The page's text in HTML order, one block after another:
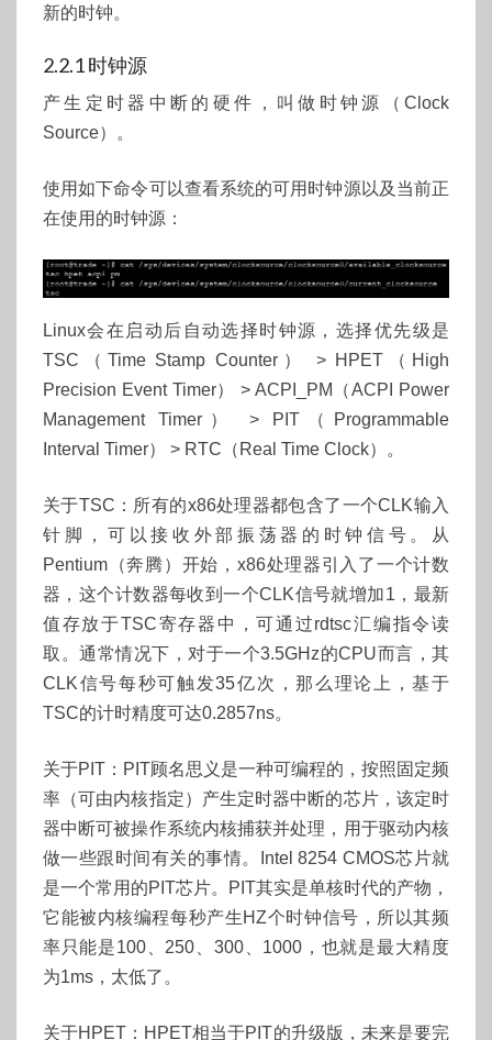
新的时钟。
2.2.1 时钟源
产生定时器中断的硬件，叫做时钟源（Clock
Source）。
使用如下命令可以查看系统的可用时钟源以及当前正
在使用的时钟源：
Linux会在启动后自动选择时钟源，选择优先级是
TSC（Time Stamp Counter） > HPET（High
Precision Event Timer） > ACPI_PM（ACPI Power
Management Timer） > PIT（Programmable
Interval Timer） > RTC（Real Time Clock）。
关于TSC：所有的x86处理器都包含了一个CLK输入
针脚，可以接收外部振荡器的时钟信号。从
Pentium（奔腾）开始，x86处理器引入了一个计数
器，这个计数器每收到一个CLK信号就增加1，最新
值存放于TSC寄存器中，可通过rdtsc汇编指令读
取。通常情况下，对于一个3.5GHz的CPU而言，其
CLK信号每秒可触发35亿次，那么理论上，基于
TSC的计时精度可达0.2857ns。
关于PIT：PIT顾名思义是一种可编程的，按照固定频
率（可由内核指定）产生定时器中断的芯片，该定时
器中断可被操作系统内核捕获并处理，用于驱动内核
做一些跟时间有关的事情。Intel 8254 CMOS芯片就
是一个常用的PIT芯片。PIT其实是单核时代的产物，
它能被内核编程每秒产生HZ个时钟信号，所以其频
率只能是100、250、300、1000，也就是最大精度
为1ms，太低了。
关于HPET：HPET相当于PIT的升级版，未来是要完